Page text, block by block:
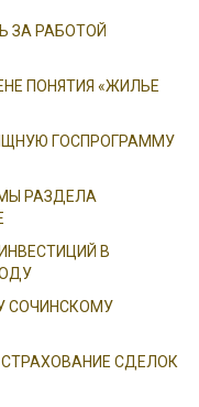
ЗА РАБОТОЙ
ПОНЯТИЯ «ЖИЛЬЕ
ГОСПРОГРАММУ
РАЗДЕЛА
В
СОЧИНСКОМУ
СДЕЛОК